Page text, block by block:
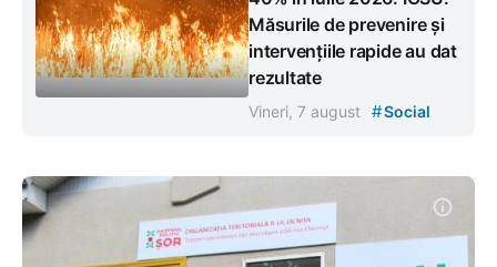
Măsurile de prevenire și
intervențiile rapide au dat
rezultate
Vineri, 7 august #Social